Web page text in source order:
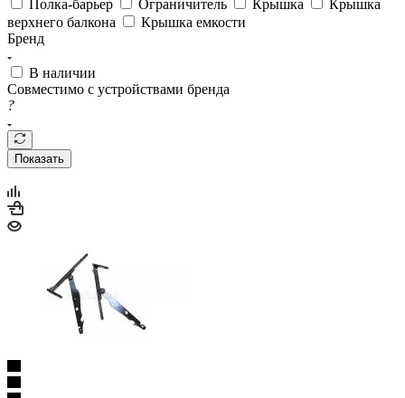
В наличии
Совместимо с устройствами бренда
Ограничитель крышки для холодильников Bosch, Siemens,